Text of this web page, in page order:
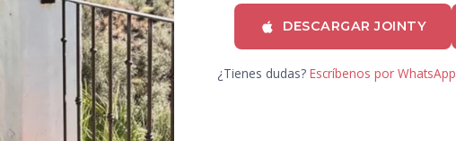
DESCARGAR JOINTY
¿Tienes dudas? Escríbenos por WhatsApp